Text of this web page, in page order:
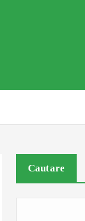
Cautare